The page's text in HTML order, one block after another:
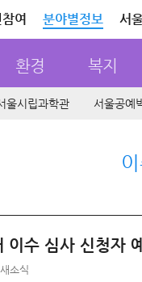
여 분야별정보 서
환경 복지
울시립과학관 서울공예
이수 심사 신청자
소식